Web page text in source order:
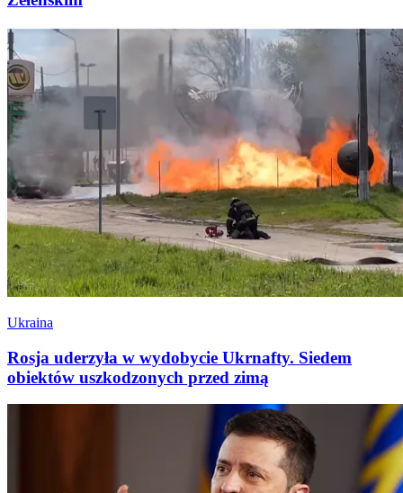
Ukraina
Rosja uderzyła w wydobycie Ukrnafty. Siedem
obiektów uszkodzonych przed zimą